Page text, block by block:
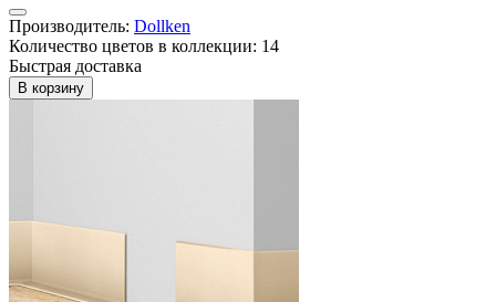
Производитель: Dollken
Количество цветов в коллекции: 14
Быстрая доставка
В корзину